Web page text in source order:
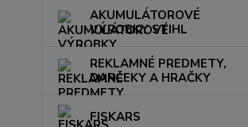
AKUMULÁTOROVÉ
VÝROBKY STIHL
REKLAMNÉ PREDMETY,
DARČEKY A HRAČKY
FISKARS